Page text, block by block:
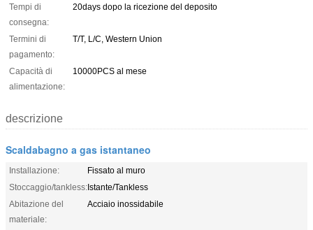
Tempi di
consegna:
20days dopo la ricezione del deposito
Termini di
pagamento:
T/T, L/C, Western Union
Capacità di
alimentazione:
10000PCS al mese
descrizione
Scaldabagno a gas istantaneo
Installazione:
Fissato al muro
Stoccaggio/tankless:Istante/Tankless
Abitazione del
materiale:
Acciaio inossidabile